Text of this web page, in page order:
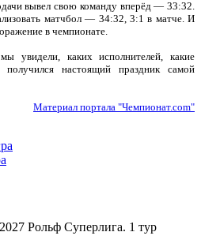
вывел свою команду вперёд — 33:32.
матчбол — 34:32, 3:1 в матче. И
в чемпионате.
увидели, каких исполнителей, какие
настоящий праздник самой
Материал портала "Чемпионат.com"
Рольф Суперлига. 1 тур